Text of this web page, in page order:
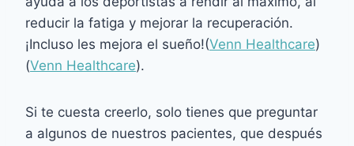
reducir la fatiga y mejorar la recuperación.
¡Incluso les mejora el sueño!​(Venn Healthcare)​
(Venn Healthcare).
Si te cuesta creerlo, solo tienes que preguntar
a algunos de nuestros pacientes, que después